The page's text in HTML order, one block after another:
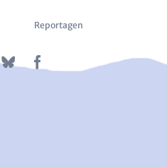
Reportagen